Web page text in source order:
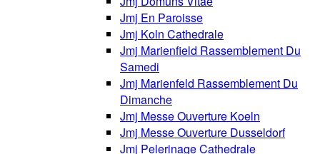
Jmj En Paroisse
Jmj Koln Cathedrale
Jmj Marienfield Rassemblement Du
Samedi
Jmj Marienfeld Rassemblement Du
Dimanche
Jmj Messe Ouverture Koeln
Jmj Messe Ouverture Dusseldorf
Jmj Pelerinage Cathedrale